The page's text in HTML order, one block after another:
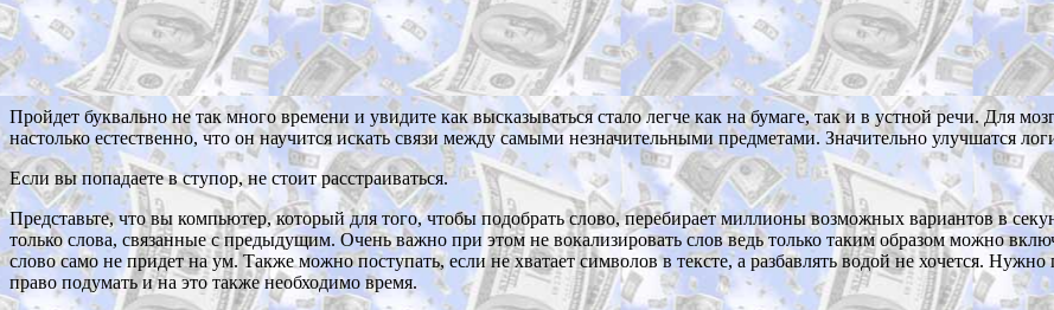
Пройдет буквально не так много времени и увидите как высказываться стало легче как на бумаге, так и в устной речи. Для
настолько естественно, что он научится искать связи между самыми незначительными предметами. Значительно улучшатся
Если вы попадаете в ступор, не стоит расстраиваться.
Представьте, что вы компьютер, который для того, чтобы подобрать слово, перебирает миллионы возможных вариантов в
только слова, связанные с предыдущим. Очень важно при этом не вокализировать слов ведь только таким образом можно
слово само не придет на ум. Также можно поступать, если не хватает символов в тексте, а разбавлять водой не хочется.
право подумать и на это также необходимо время.